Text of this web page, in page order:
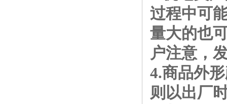
过程中可
量大的也
户注意，
4.商品外
则以出厂